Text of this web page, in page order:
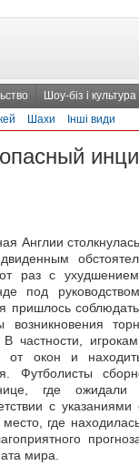
Шоу-біз і культура
Шахи Інші види
Англии
раз с
под
пришлось
возникновения
частности,
от окон и
Футболисты
где
с
где
мира.